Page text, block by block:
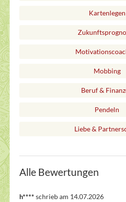
Kartenlegen
Mobbing
Beruf &
Pendeln
Liebe &
Alle Bewertungen
h**** schrieb am 14.07.2026